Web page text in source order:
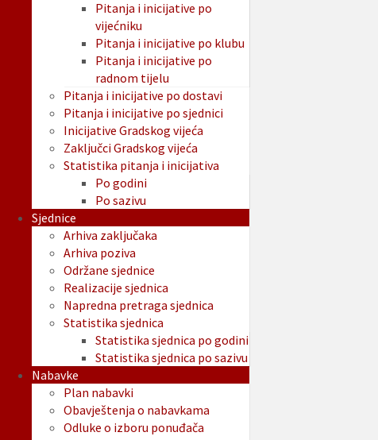
Pitanja i inicijative po
vijećniku
Pitanja i inicijative po klubu
Pitanja i inicijative po
radnom tijelu
Pitanja i inicijative po dostavi
Pitanja i inicijative po sjednici
Inicijative Gradskog vijeća
Zaključci Gradskog vijeća
Statistika pitanja i inicijativa
Po godini
Po sazivu
Sjednice
Arhiva zaključaka
Arhiva poziva
Održane sjednice
Realizacije sjednica
Napredna pretraga sjednica
Statistika sjednica
Statistika sjednica po godini
Statistika sjednica po sazivu
Nabavke
Plan nabavki
Obavještenja o nabavkama
Odluke o izboru ponuđača